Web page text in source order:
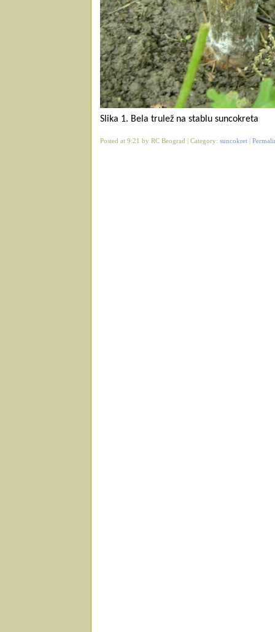
Slika 1. Bela trulež na stablu suncokreta
Posted at 9:21 by RC Beograd | Category: suncokret